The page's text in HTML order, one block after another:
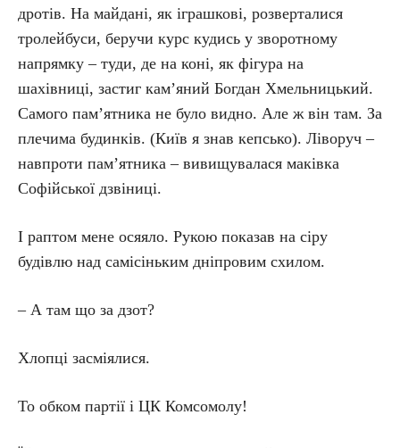
дротів. На майдані, як іграшкові, розверталися
тролейбуси, беручи курс кудись у зворотному
напрямку – туди, де на коні, як фігура на
шахівниці, застиг кам’яний Богдан Хмельницький.
Самого пам’ятника не було видно. Але ж він там. За
плечима будинків. (Київ я знав кепсько). Ліворуч –
навпроти пам’ятника – вивищувалася маківка
Софійської дзвіниці.
І раптом мене осяяло. Рукою показав на сіру
будівлю над самісіньким дніпровим схилом.
– А там що за дзот?
Хлопці засміялися.
То обком партії і ЦК Комсомолу!